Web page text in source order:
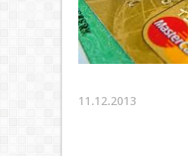
11.12.2013